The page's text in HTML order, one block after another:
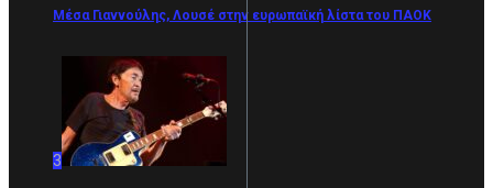
Μέσα Γιαννούλης, Λουσέ στην ευρωπαϊκή λίστα του ΠΑΟΚ
3